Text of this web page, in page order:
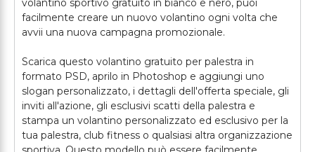
volantino sportivo gratuito in bianco e nero, puoi
facilmente creare un nuovo volantino ogni volta che
avvii una nuova campagna promozionale.
Scarica questo volantino gratuito per palestra in
formato PSD, aprilo in Photoshop e aggiungi uno
slogan personalizzato, i dettagli dell'offerta speciale, gli
inviti all'azione, gli esclusivi scatti della palestra e
stampa un volantino personalizzato ed esclusivo per la
tua palestra, club fitness o qualsiasi altra organizzazione